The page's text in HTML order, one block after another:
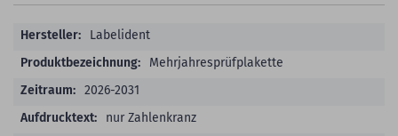
ProduktdetailsLabelident
Mehrjahresprüfplakette
2026-2031
nur Zahlenkranz